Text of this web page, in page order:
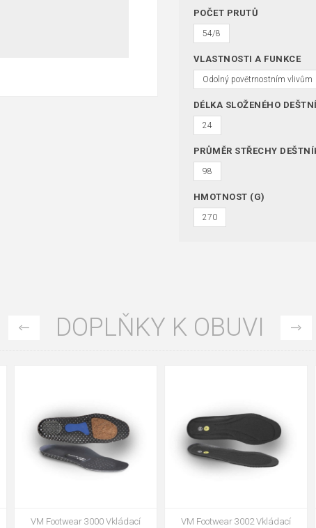
POČET PRUTŮ
54/8
VLASTNOSTI A FUNKCE
Odolný povětrnostním vlivům
DÉLKA SLOŽENÉHO
24
PRŮMĚR STŘECHY
98
HMOTNOST (G)
270
DOPLŇKY K OBUVI
VM Footwear 3002 Vkládací
VM Footwear 3900 Čistící houba